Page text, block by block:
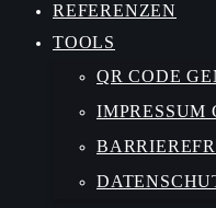
REFERENZEN
TOOLS
QR CODE
IMPRESSUM